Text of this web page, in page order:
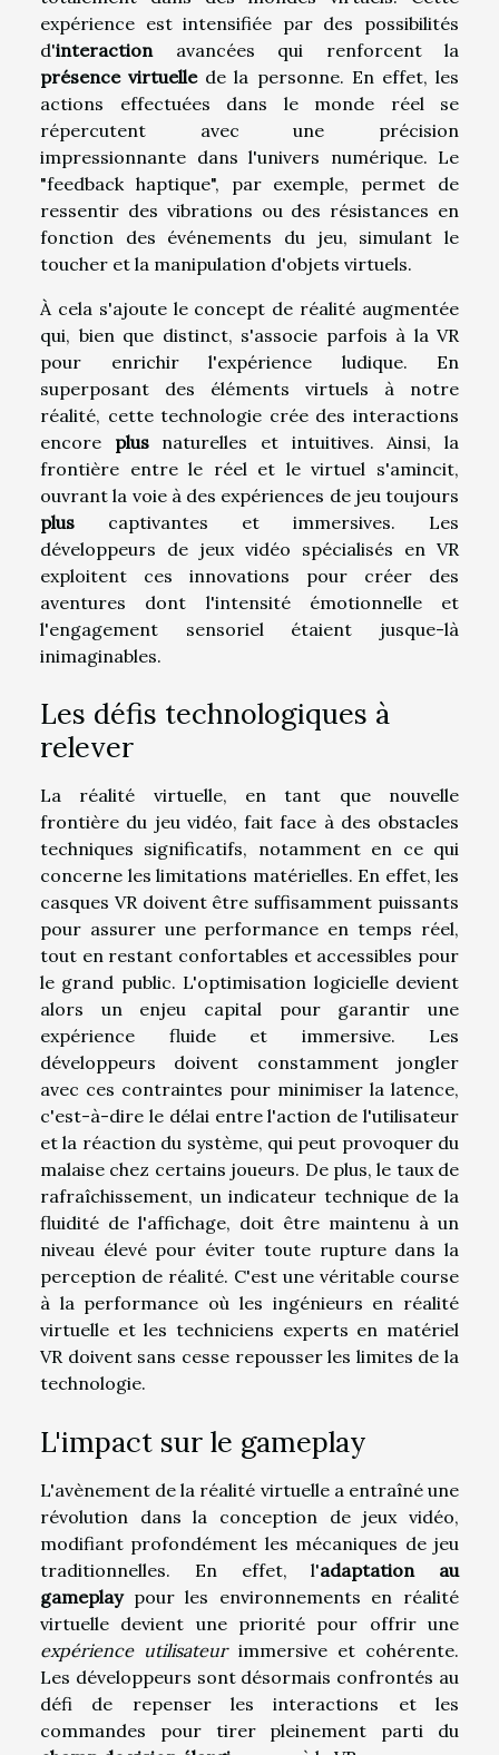
expérience est intensifiée par des possibilités
d'interactionavancées qui renforcent la
présence virtuellede la personne. En effet, les
actions effectuées dans le monde réel se
répercutent avec une précision
impressionnante dans l'univers numérique. Le
"feedback haptique", par exemple, permet de
ressentir des vibrations ou des résistances en
fonction des événements du jeu, simulant le
toucher et la manipulation d'objets virtuels.
À cela s'ajoute le concept de réalité augmentée
qui, bien que distinct, s'associe parfois à la VR
pour enrichir l'expérience ludique. En
superposant des éléments virtuels à notre
réalité, cette technologie crée des interactions
encore plusnaturelles et intuitives. Ainsi, la
frontière entre le réel et le virtuel s'amincit,
ouvrant la voie à des expériences de jeu toujours
plus captivantes et immersives. Les
développeurs de jeux vidéo spécialisés en VR
exploitent ces innovations pour créer des
aventures dont l'intensité émotionnelle et
l'engagement sensoriel étaient jusque-là
inimaginables.
Les défis technologiques à
relever
La réalité virtuelle, en tant que nouvelle
frontière du jeu vidéo, fait face à des obstacles
techniques significatifs, notamment en ce qui
concerne les limitations matérielles. En effet, les
casques VR doivent être suffisamment puissants
pour assurer une performance en temps réel,
tout en restant confortables et accessibles pour
le grand public. L'optimisation logicielle devient
alors un enjeu capital pour garantir une
expérience fluide et immersive. Les
développeurs doivent constamment jongler
avec ces contraintes pour minimiser la latence,
c'est-à-dire le délai entre l'action de l'utilisateur
et la réaction du système, qui peut provoquer du
malaise chez certains joueurs. De plus, le taux de
rafraîchissement, un indicateur technique de la
fluidité de l'affichage, doit être maintenu à un
niveau élevé pour éviter toute rupture dans la
perception de réalité. C'est une véritable course
à la performance où les ingénieurs en réalité
virtuelle et les techniciens experts en matériel
VR doivent sans cesse repousser les limites de la
technologie.
L'impact sur le gameplay
L'avènement de la réalité virtuelle a entraîné une
révolution dans la conception de jeux vidéo,
modifiant profondément les mécaniques de jeu
traditionnelles. En effet, l'adaptation au
gameplaypour les environnements en réalité
virtuelle devient une priorité pour offrir une
expérience utilisateurimmersive et cohérente.
Les développeurs sont désormais confrontés au
défi de repenser les interactions et les
commandes pour tirer pleinement parti du